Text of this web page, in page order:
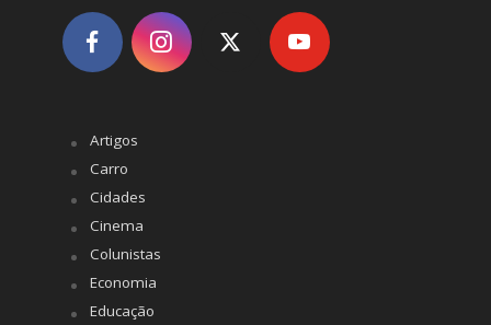
Artigos
Carro
Cidades
Cinema
Colunistas
Economia
Educação